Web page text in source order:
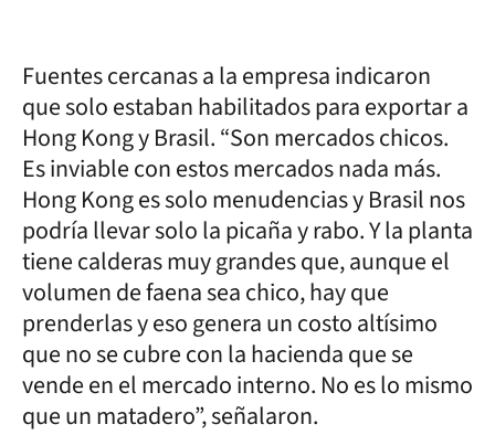
Fuentes cercanas a la empresa indicaron
que solo estaban habilitados para exportar a
Hong Kong y Brasil. “Son mercados chicos.
Es inviable con estos mercados nada más.
Hong Kong es solo menudencias y Brasil nos
podría llevar solo la picaña y rabo. Y la planta
tiene calderas muy grandes que, aunque el
volumen de faena sea chico, hay que
prenderlas y eso genera un costo altísimo
que no se cubre con la hacienda que se
vende en el mercado interno. No es lo mismo
que un matadero”, señalaron.